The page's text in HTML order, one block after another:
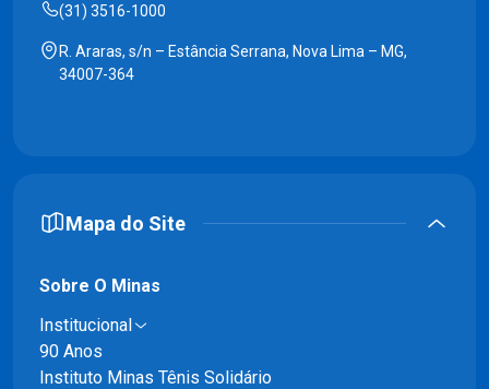
(31) 3516-1000
R. Araras, s/n – Estância Serrana, Nova Lima – MG,
34007-364
Mapa do Site
Sobre O Minas
Institucional
90 Anos
Instituto Minas Tênis Solidário